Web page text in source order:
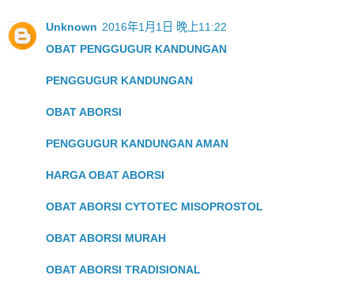
Unknown 2016年1月1日 晚上11:22
OBAT PENGGUGUR KANDUNGAN
PENGGUGUR KANDUNGAN
OBAT ABORSI
PENGGUGUR KANDUNGAN AMAN
HARGA OBAT ABORSI
OBAT ABORSI CYTOTEC MISOPROSTOL
OBAT ABORSI MURAH
OBAT ABORSI TRADISIONAL